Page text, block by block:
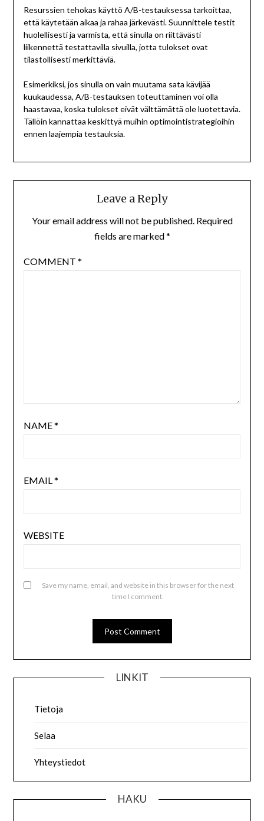
Resurssien tehokas käyttö A/B-testauksessa tarkoittaa,
että käytetään aikaa ja rahaa järkevästi. Suunnittele testit
huolellisesti ja varmista, että sinulla on riittävästi
liikennettä testattavilla sivuilla, jotta tulokset ovat
tilastollisesti merkittäviä.
Esimerkiksi, jos sinulla on vain muutama sata kävijää
kuukaudessa, A/B-testauksen toteuttaminen voi olla
haastavaa, koska tulokset eivät välttämättä ole luotettavia.
Tällöin kannattaa keskittyä muihin optimointistrategioihin
ennen laajempia testauksia.
Leave a Reply
Your email address will not be published. Required
fields are marked*
COMMENT *
NAME*
EMAIL*
WEBSITE
Save my name, email, and website in this browser for the next
time I comment.
LINKIT
Tietoja
Selaa
Yhteystiedot
HAKU